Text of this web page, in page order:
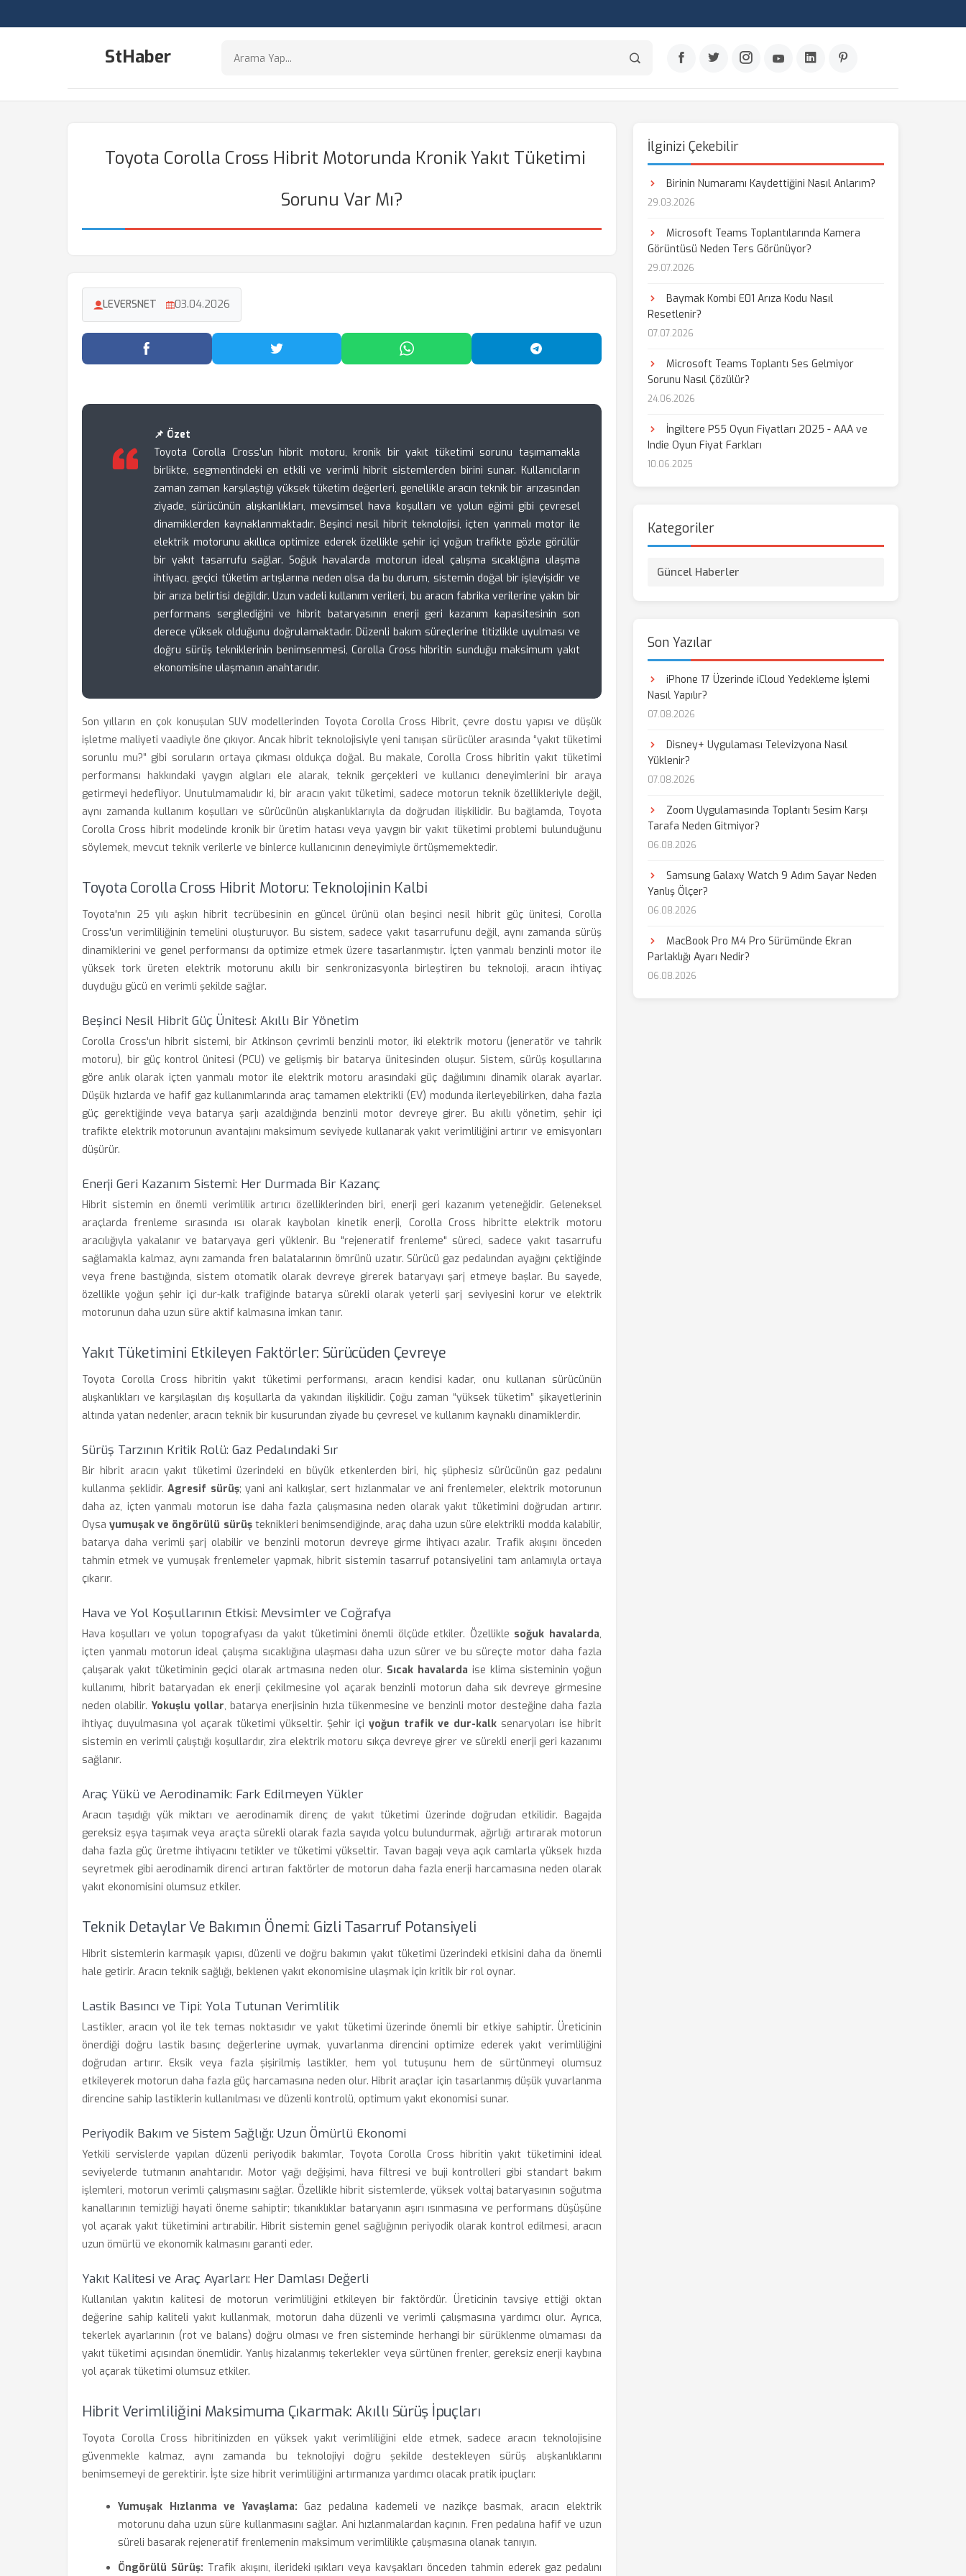
StHaber
Toyota Corolla Cross Hibrit Motorunda Kronik Yakıt Tüketimi
Sorunu Var Mı?
LEVERSNET 03.04.2026
Facebook'ta Paylaş Twitter'da Paylaş WhatsApp'ta Paylaş Telegram'da Paylaş
📌 Özet
Toyota Corolla Cross'un hibrit motoru, kronik bir yakıt tüketimi sorunu taşımamakla
birlikte, segmentindeki en etkili ve verimli hibrit sistemlerden birini sunar. Kullanıcıların
zaman zaman karşılaştığı yüksek tüketim değerleri, genellikle aracın teknik bir arızasından
ziyade, sürücünün alışkanlıkları, mevsimsel hava koşulları ve yolun eğimi gibi çevresel
dinamiklerden kaynaklanmaktadır. Beşinci nesil hibrit teknolojisi, içten yanmalı motor ile
elektrik motorunu akıllıca optimize ederek özellikle şehir içi yoğun trafikte gözle görülür
bir yakıt tasarrufu sağlar. Soğuk havalarda motorun ideal çalışma sıcaklığına ulaşma
ihtiyacı, geçici tüketim artışlarına neden olsa da bu durum, sistemin doğal bir işleyişidir ve
bir arıza belirtisi değildir. Uzun vadeli kullanım verileri, bu aracın fabrika verilerine yakın bir
performans sergilediğini ve hibrit bataryasının enerji geri kazanım kapasitesinin son
derece yüksek olduğunu doğrulamaktadır. Düzenli bakım süreçlerine titizlikle uyulması ve
doğru sürüş tekniklerinin benimsenmesi, Corolla Cross hibritin sunduğu maksimum yakıt
ekonomisine ulaşmanın anahtarıdır.
Son yılların en çok konuşulan SUV modellerinden Toyota Corolla Cross Hibrit, çevre dostu yapısı ve düşük
işletme maliyeti vaadiyle öne çıkıyor. Ancak hibrit teknolojisiyle yeni tanışan sürücüler arasında “yakıt tüketimi
sorunlu mu?” gibi soruların ortaya çıkması oldukça doğal. Bu makale, Corolla Cross hibritin yakıt tüketimi
performansı hakkındaki yaygın algıları ele alarak, teknik gerçekleri ve kullanıcı deneyimlerini bir araya
getirmeyi hedefliyor. Unutulmamalıdır ki, bir aracın yakıt tüketimi, sadece motorun teknik özellikleriyle değil,
aynı zamanda kullanım koşulları ve sürücünün alışkanlıklarıyla da doğrudan ilişkilidir. Bu bağlamda, Toyota
Corolla Cross hibrit modelinde kronik bir üretim hatası veya yaygın bir yakıt tüketimi problemi bulunduğunu
söylemek, mevcut teknik verilerle ve binlerce kullanıcının deneyimiyle örtüşmemektedir.
Toyota Corolla Cross Hibrit Motoru: Teknolojinin Kalbi
Toyota'nın 25 yılı aşkın hibrit tecrübesinin en güncel ürünü olan beşinci nesil hibrit güç ünitesi, Corolla
Cross'un verimliliğinin temelini oluşturuyor. Bu sistem, sadece yakıt tasarrufunu değil, aynı zamanda sürüş
dinamiklerini ve genel performansı da optimize etmek üzere tasarlanmıştır. İçten yanmalı benzinli motor ile
yüksek tork üreten elektrik motorunu akıllı bir senkronizasyonla birleştiren bu teknoloji, aracın ihtiyaç
duyduğu gücü en verimli şekilde sağlar.
Beşinci Nesil Hibrit Güç Ünitesi: Akıllı Bir Yönetim
Corolla Cross'un hibrit sistemi, bir Atkinson çevrimli benzinli motor, iki elektrik motoru (jeneratör ve tahrik
motoru), bir güç kontrol ünitesi (PCU) ve gelişmiş bir batarya ünitesinden oluşur. Sistem, sürüş koşullarına
göre anlık olarak içten yanmalı motor ile elektrik motoru arasındaki güç dağılımını dinamik olarak ayarlar.
Düşük hızlarda ve hafif gaz kullanımlarında araç tamamen elektrikli (EV) modunda ilerleyebilirken, daha fazla
güç gerektiğinde veya batarya şarjı azaldığında benzinli motor devreye girer. Bu akıllı yönetim, şehir içi
trafikte elektrik motorunun avantajını maksimum seviyede kullanarak yakıt verimliliğini artırır ve emisyonları
düşürür.
Enerji Geri Kazanım Sistemi: Her Durmada Bir Kazanç
Hibrit sistemin en önemli verimlilik artırıcı özelliklerinden biri, enerji geri kazanım yeteneğidir. Geleneksel
araçlarda frenleme sırasında ısı olarak kaybolan kinetik enerji, Corolla Cross hibritte elektrik motoru
aracılığıyla yakalanır ve bataryaya geri yüklenir. Bu "rejeneratif frenleme" süreci, sadece yakıt tasarrufu
sağlamakla kalmaz, aynı zamanda fren balatalarının ömrünü uzatır. Sürücü gaz pedalından ayağını çektiğinde
veya frene bastığında, sistem otomatik olarak devreye girerek bataryayı şarj etmeye başlar. Bu sayede,
özellikle yoğun şehir içi dur-kalk trafiğinde batarya sürekli olarak yeterli şarj seviyesini korur ve elektrik
motorunun daha uzun süre aktif kalmasına imkan tanır.
Yakıt Tüketimini Etkileyen Faktörler: Sürücüden Çevreye
Toyota Corolla Cross hibritin yakıt tüketimi performansı, aracın kendisi kadar, onu kullanan sürücünün
alışkanlıkları ve karşılaşılan dış koşullarla da yakından ilişkilidir. Çoğu zaman “yüksek tüketim” şikayetlerinin
altında yatan nedenler, aracın teknik bir kusurundan ziyade bu çevresel ve kullanım kaynaklı dinamiklerdir.
Sürüş Tarzının Kritik Rolü: Gaz Pedalındaki Sır
Bir hibrit aracın yakıt tüketimi üzerindeki en büyük etkenlerden biri, hiç şüphesiz sürücünün gaz pedalını
kullanma şeklidir.Agresif sürüş; yani ani kalkışlar, sert hızlanmalar ve ani frenlemeler, elektrik motorunun
daha az, içten yanmalı motorun ise daha fazla çalışmasına neden olarak yakıt tüketimini doğrudan artırır.
Oysayumuşak ve öngörülü sürüşteknikleri benimsendiğinde, araç daha uzun süre elektrikli modda kalabilir,
batarya daha verimli şarj olabilir ve benzinli motorun devreye girme ihtiyacı azalır. Trafik akışını önceden
tahmin etmek ve yumuşak frenlemeler yapmak, hibrit sistemin tasarruf potansiyelini tam anlamıyla ortaya
çıkarır.
Hava ve Yol Koşullarının Etkisi: Mevsimler ve Coğrafya
Hava koşulları ve yolun topografyası da yakıt tüketimini önemli ölçüde etkiler. Özellikle soğuk havalarda,
içten yanmalı motorun ideal çalışma sıcaklığına ulaşması daha uzun sürer ve bu süreçte motor daha fazla
çalışarak yakıt tüketiminin geçici olarak artmasına neden olur. Sıcak havalarda ise klima sisteminin yoğun
kullanımı, hibrit bataryadan ek enerji çekilmesine yol açarak benzinli motorun daha sık devreye girmesine
neden olabilir. Yokuşlu yollar, batarya enerjisinin hızla tükenmesine ve benzinli motor desteğine daha fazla
ihtiyaç duyulmasına yol açarak tüketimi yükseltir. Şehir içi yoğun trafik ve dur-kalksenaryoları ise hibrit
sistemin en verimli çalıştığı koşullardır, zira elektrik motoru sıkça devreye girer ve sürekli enerji geri kazanımı
sağlanır.
Araç Yükü ve Aerodinamik: Fark Edilmeyen Yükler
Aracın taşıdığı yük miktarı ve aerodinamik direnç de yakıt tüketimi üzerinde doğrudan etkilidir. Bagajda
gereksiz eşya taşımak veya araçta sürekli olarak fazla sayıda yolcu bulundurmak, ağırlığı artırarak motorun
daha fazla güç üretme ihtiyacını tetikler ve tüketimi yükseltir. Tavan bagajı veya açık camlarla yüksek hızda
seyretmek gibi aerodinamik direnci artıran faktörler de motorun daha fazla enerji harcamasına neden olarak
yakıt ekonomisini olumsuz etkiler.
Teknik Detaylar Ve Bakımın Önemi: Gizli Tasarruf Potansiyeli
Hibrit sistemlerin karmaşık yapısı, düzenli ve doğru bakımın yakıt tüketimi üzerindeki etkisini daha da önemli
hale getirir. Aracın teknik sağlığı, beklenen yakıt ekonomisine ulaşmak için kritik bir rol oynar.
Lastik Basıncı ve Tipi: Yola Tutunan Verimlilik
Lastikler, aracın yol ile tek temas noktasıdır ve yakıt tüketimi üzerinde önemli bir etkiye sahiptir. Üreticinin
önerdiği doğru lastik basınç değerlerine uymak, yuvarlanma direncini optimize ederek yakıt verimliliğini
doğrudan artırır. Eksik veya fazla şişirilmiş lastikler, hem yol tutuşunu hem de sürtünmeyi olumsuz
etkileyerek motorun daha fazla güç harcamasına neden olur. Hibrit araçlar için tasarlanmış düşük yuvarlanma
direncine sahip lastiklerin kullanılması ve düzenli kontrolü, optimum yakıt ekonomisi sunar.
Periyodik Bakım ve Sistem Sağlığı: Uzun Ömürlü Ekonomi
Yetkili servislerde yapılan düzenli periyodik bakımlar, Toyota Corolla Cross hibritin yakıt tüketimini ideal
seviyelerde tutmanın anahtarıdır. Motor yağı değişimi, hava filtresi ve buji kontrolleri gibi standart bakım
işlemleri, motorun verimli çalışmasını sağlar. Özellikle hibrit sistemlerde, yüksek voltaj bataryasının soğutma
kanallarının temizliği hayati öneme sahiptir; tıkanıklıklar bataryanın aşırı ısınmasına ve performans düşüşüne
yol açarak yakıt tüketimini artırabilir. Hibrit sistemin genel sağlığının periyodik olarak kontrol edilmesi, aracın
uzun ömürlü ve ekonomik kalmasını garanti eder.
Yakıt Kalitesi ve Araç Ayarları: Her Damlası Değerli
Kullanılan yakıtın kalitesi de motorun verimliliğini etkileyen bir faktördür. Üreticinin tavsiye ettiği oktan
değerine sahip kaliteli yakıt kullanmak, motorun daha düzenli ve verimli çalışmasına yardımcı olur. Ayrıca,
tekerlek ayarlarının (rot ve balans) doğru olması ve fren sisteminde herhangi bir sürüklenme olmaması da
yakıt tüketimi açısından önemlidir. Yanlış hizalanmış tekerlekler veya sürtünen frenler, gereksiz enerji kaybına
yol açarak tüketimi olumsuz etkiler.
Hibrit Verimliliğini Maksimuma Çıkarmak: Akıllı Sürüş İpuçları
Toyota Corolla Cross hibritinizden en yüksek yakıt verimliliğini elde etmek, sadece aracın teknolojisine
güvenmekle kalmaz, aynı zamanda bu teknolojiyi doğru şekilde destekleyen sürüş alışkanlıklarını
benimsemeyi de gerektirir. İşte size hibrit verimliliğini artırmanıza yardımcı olacak pratik ipuçları:
Yumuşak Hızlanma ve Yavaşlama: Gaz pedalına kademeli ve nazikçe basmak, aracın elektrik
motorunu daha uzun süre kullanmasını sağlar. Ani hızlanmalardan kaçının. Fren pedalına hafif ve uzun
süreli basarak rejeneratif frenlemenin maksimum verimlilikle çalışmasına olanak tanıyın.
Öngörülü Sürüş: Trafik akışını, ilerideki ışıkları veya kavşakları önceden tahmin ederek gaz pedalını
İlginizi Çekebilir
Birinin Numaramı Kaydettiğini Nasıl Anlarım?
29.03.2026
Microsoft Teams Toplantılarında Kamera
Görüntüsü Neden Ters Görünüyor?
29.07.2026
Baymak Kombi E01 Arıza Kodu Nasıl
Resetlenir?
07.07.2026
Microsoft Teams Toplantı Ses Gelmiyor
Sorunu Nasıl Çözülür?
24.06.2026
İngiltere PS5 Oyun Fiyatları 2025 - AAA ve
Indie Oyun Fiyat Farkları
10.06.2025
Kategoriler
Güncel Haberler
Son Yazılar
iPhone 17 Üzerinde iCloud Yedekleme İşlemi
Nasıl Yapılır?
07.08.2026
Disney+ Uygulaması Televizyona Nasıl
Yüklenir?
07.08.2026
Zoom Uygulamasında Toplantı Sesim Karşı
Tarafa Neden Gitmiyor?
06.08.2026
Samsung Galaxy Watch 9 Adım Sayar Neden
Yanlış Ölçer?
06.08.2026
MacBook Pro M4 Pro Sürümünde Ekran
Parlaklığı Ayarı Nedir?
06.08.2026